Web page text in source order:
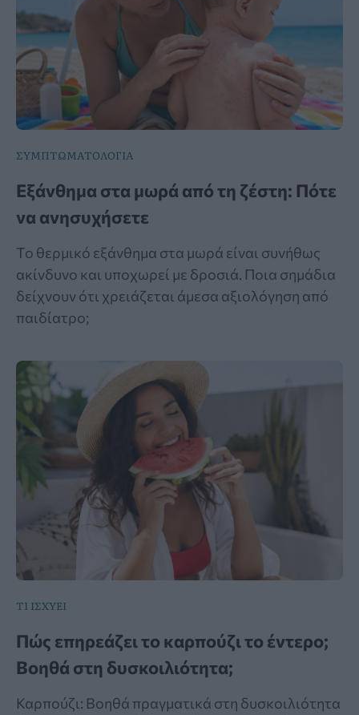
ΣΥΜΠΤΩΜΑΤΟΛΟΓΙΑ
Εξάνθημα στα μωρά από τη ζέστη: Πότε
να ανησυχήσετε
Το θερμικό εξάνθημα στα μωρά είναι συνήθως
ακίνδυνο και υποχωρεί με δροσιά. Ποια σημάδια
δείχνουν ότι χρειάζεται άμεσα αξιολόγηση από
παιδίατρο;
ΤΙ ΙΣΧΥΕΙ
Πώς επηρεάζει το καρπούζι το έντερο;
Βοηθά στη δυσκοιλιότητα;
Καρπούζι: Βοηθά πραγματικά στη δυσκοιλιότητα